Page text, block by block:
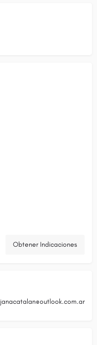
Obtener Indicaciones
janacatalan@outlook.com.ar